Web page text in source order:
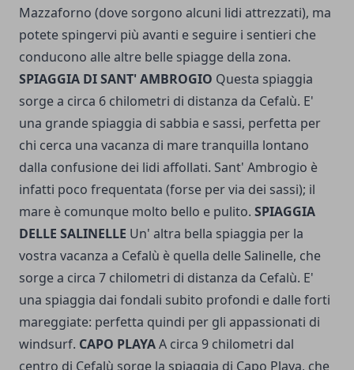
Mazzaforno (dove sorgono alcuni lidi attrezzati), ma
potete spingervi più avanti e seguire i sentieri che
conducono alle altre belle spiagge della zona.
SPIAGGIA DI SANT' AMBROGIO Questa spiaggia
sorge a circa 6 chilometri di distanza da Cefalù. E'
una grande spiaggia di sabbia e sassi, perfetta per
chi cerca una vacanza di mare tranquilla lontano
dalla confusione dei lidi affollati. Sant' Ambrogio è
infatti poco frequentata (forse per via dei sassi); il
mare è comunque molto bello e pulito. SPIAGGIA
DELLE SALINELLE Un' altra bella spiaggia per la
vostra vacanza a Cefalù è quella delle Salinelle, che
sorge a circa 7 chilometri di distanza da Cefalù. E'
una spiaggia dai fondali subito profondi e dalle forti
mareggiate: perfetta quindi per gli appassionati di
windsurf. CAPO PLAYAA circa 9 chilometri dal
centro di Cefalù sorge la spiaggia di Capo Playa, che